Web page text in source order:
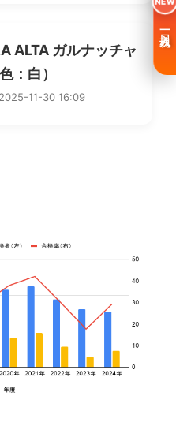
ALTA ガルナッチャ
：白）
11-30 16:09